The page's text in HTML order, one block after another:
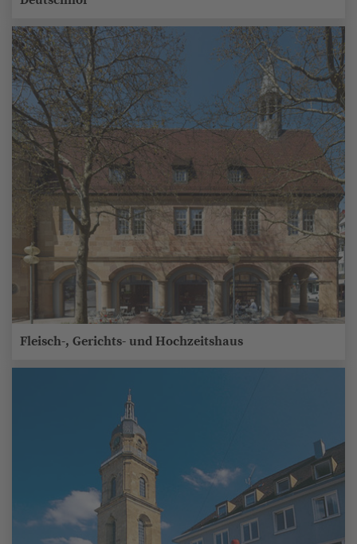
Fleisch-, Gerichts- und Hochzeitshaus